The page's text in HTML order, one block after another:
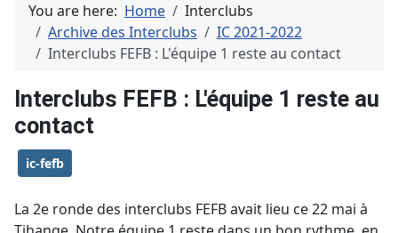
You are here: Home
Interclubs
Archive des Interclubs
IC 2021-2022
Interclubs FEFB : L'équipe 1 reste au contact
Interclubs FEFB : L'équipe 1 reste au
contact
ic-fefb
La 2e ronde des interclubs FEFB avait lieu ce 22 mai à